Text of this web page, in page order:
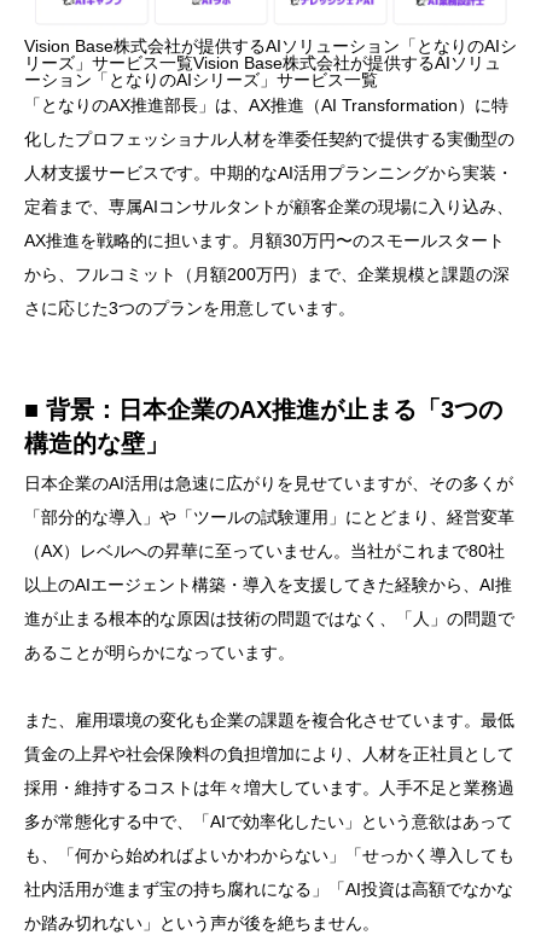
Vision Base株式会社が提供するAIソリューション「となりのAIシ
リーズ」サービス一覧Vision Base株式会社が提供するAIソリュ
ーション「となりのAIシリーズ」サービス一覧
「となりのAX推進部長」は、AX推進（AI Transformation）に特
化したプロフェッショナル人材を準委任契約で提供する実働型の
人材支援サービスです。中期的なAI活用プランニングから実装・
定着まで、専属AIコンサルタントが顧客企業の現場に入り込み、
AX推進を戦略的に担います。月額30万円〜のスモールスタート
から、フルコミット（月額200万円）まで、企業規模と課題の深
さに応じた3つのプランを用意しています。
■ 背景：日本企業のAX推進が止まる「3つの
構造的な壁」
日本企業のAI活用は急速に広がりを見せていますが、その多くが
「部分的な導入」や「ツールの試験運用」にとどまり、経営変革
（AX）レベルへの昇華に至っていません。当社がこれまで80社
以上のAIエージェント構築・導入を支援してきた経験から、AI推
進が止まる根本的な原因は技術の問題ではなく、「人」の問題で
あることが明らかになっています。
また、雇用環境の変化も企業の課題を複合化させています。最低
賃金の上昇や社会保険料の負担増加により、人材を正社員として
採用・維持するコストは年々増大しています。人手不足と業務過
多が常態化する中で、「AIで効率化したい」という意欲はあって
も、「何から始めればよいかわからない」「せっかく導入しても
社内活用が進まず宝の持ち腐れになる」「AI投資は高額でなかな
か踏み切れない」という声が後を絶ちません。